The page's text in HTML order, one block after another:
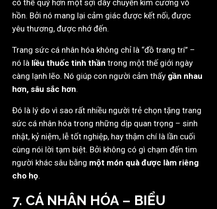
có thể quý hơn một sợi dây chuyền kim cương vô
hồn. Bởi nó mang lại cảm giác được kết nối, được
yêu thương, được nhớ đến.
Trang sức cá nhân hóa không chỉ là “đồ trang trí” –
nó là liều thuốc tinh thần trong một thế giới ngày
càng lạnh lẽo. Nó giúp con người cảm thấy gần nhau
hơn, sâu sắc hơn.
Đó là lý do vì sao rất nhiều người trẻ chọn tặng trang
sức cá nhân hóa trong những dịp quan trọng – sinh
nhật, kỷ niệm, lễ tốt nghiệp, hay thậm chí là lần cuối
cùng nói lời tạm biệt. Bởi không có gì chạm đến tim
người khác sâu bằng một món quà được làm riêng
cho họ.
7. CÁ NHÂN HÓA – BIỂU